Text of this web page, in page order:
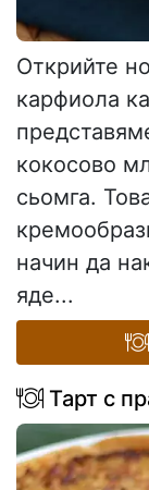
Открийте
карфиола
кокосово
сьомга.
начин да
яде...
Тарт с